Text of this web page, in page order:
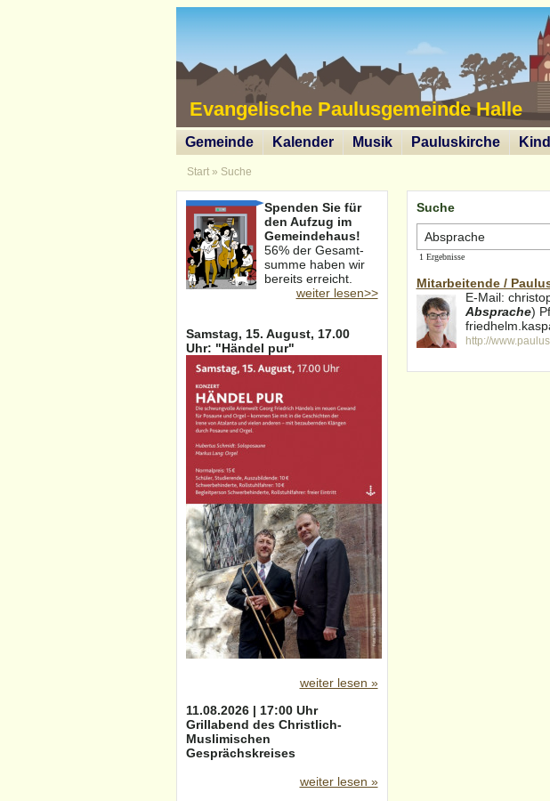
Evangelische Paulusgemeinde Halle
Gemeinde Kalender Musik Pauluskirche
Start» Suche
Spenden Sie für
den Aufzug im
Gemeindehaus!
56% der Gesamt-
summe haben wir
bereits erreicht.
weiter lesen>>
Samstag, 15. August, 17.00
Uhr: "Händel pur"
weiter lesen »
11.08.2026 | 17:00 Uhr
Grillabend des Christlich-
Muslimischen
Gesprächskreises
weiter lesen »
Suche
1 Ergebnisse
Mitarbeitende /
E-Mail:
Absprache)
http://